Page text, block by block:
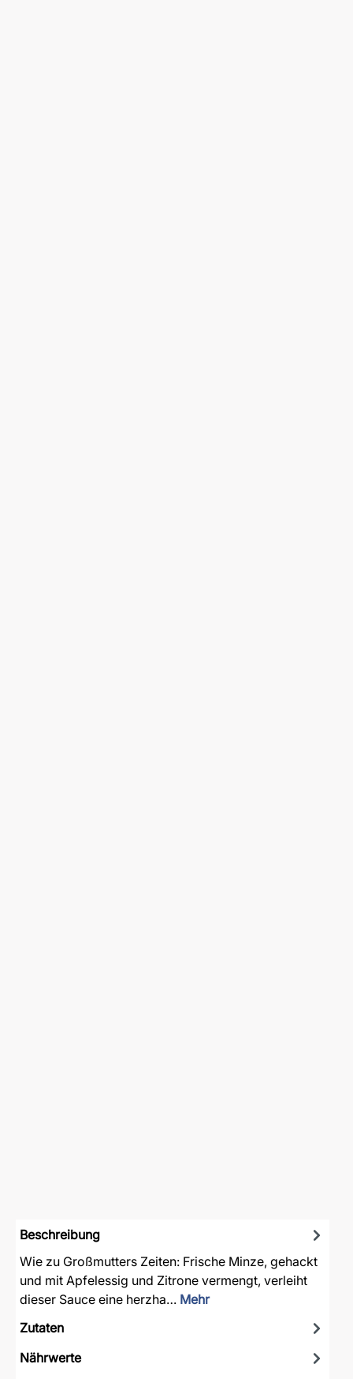
Beschreibung
Wie zu Großmutters Zeiten: Frische Minze, gehackt
und mit Apfelessig und Zitrone vermengt, verleiht
dieser Sauce eine herzha… Mehr
Zutaten
Nährwerte